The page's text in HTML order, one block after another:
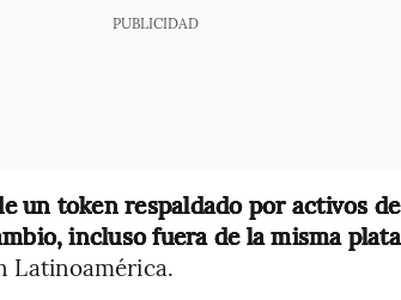
PUBLICIDAD
un token respaldado por activos
incluso fuera de la misma
Latinoamérica.